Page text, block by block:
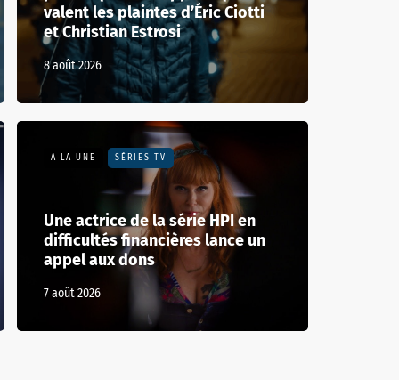
valent les plaintes d’Éric Ciotti
et Christian Estrosi
8 août 2026
A LA UNE SÉRIES TV
Une actrice de la série HPI en
difficultés financières lance un
appel aux dons
7 août 2026